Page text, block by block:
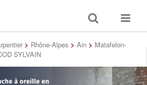
Toggle
search
Toggle
> Rhône-Alpes > Ain > Matafelon-
SYLVAIN